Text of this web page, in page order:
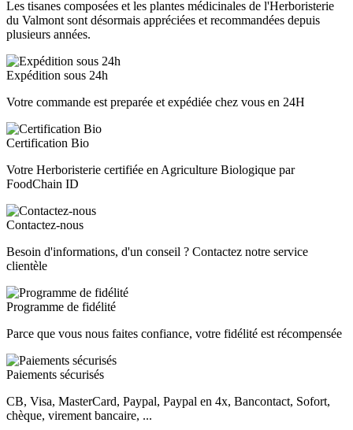
Les tisanes composées et les plantes médicinales de l'Herboristerie
du Valmont sont désormais appréciées et recommandées depuis
plusieurs années.
Expédition sous 24h
Votre commande est preparée et expédiée chez vous en 24H
Certification Bio
Votre Herboristerie certifiée en Agriculture Biologique par
FoodChain ID
Contactez-nous
Besoin d'informations, d'un conseil ? Contactez notre service
clientèle
Programme de fidélité
Parce que vous nous faites confiance, votre fidélité est récompensée
Paiements sécurisés
CB, Visa, MasterCard, Paypal, Paypal en 4x, Bancontact, Sofort,
chèque, virement bancaire, ...